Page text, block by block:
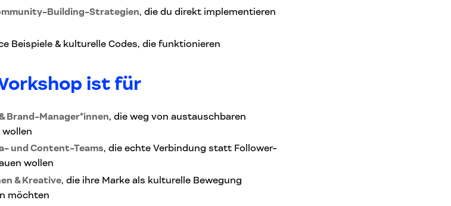
Building-Strategien, die du direkt implementieren
Beispiele & kulturelle Codes, die funktionieren
ist für
Brand-Manager*innen, die weg von austauschbaren
wollen
und Content-Teams, die echte Verbindung statt Follower-
wollen
& Kreative, die ihre Marke als kulturelle Bewegung
möchten